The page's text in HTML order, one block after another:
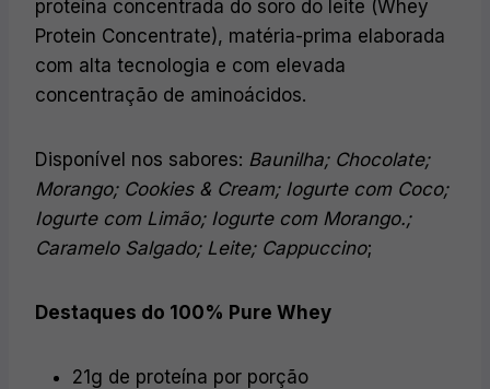
proteína concentrada do soro do leite (Whey
Protein Concentrate), matéria-prima elaborada
com alta tecnologia e com elevada
concentração de aminoácidos.
Disponível nos sabores: Baunilha; Chocolate;
Morango; Cookies & Cream; Iogurte com Coco;
Iogurte com Limão; Iogurte com Morango.;
Caramelo Salgado; Leite; Cappuccino;
Destaques do 100% Pure Whey
21g de proteína por porção